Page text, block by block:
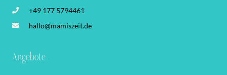
+49 177 5794461
hallo@mamiszeit.de
Angebote